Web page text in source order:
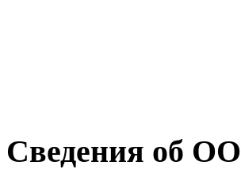
Сведения об ОО